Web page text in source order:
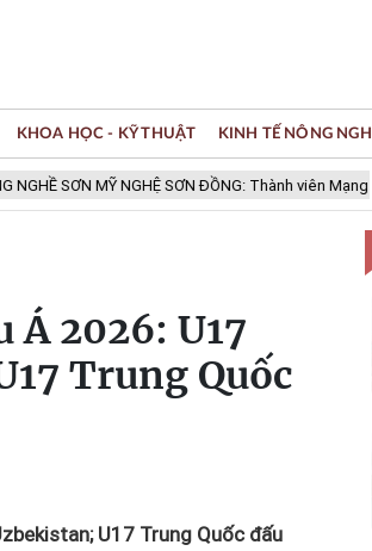
SƠN MỸ NGHỆ SƠN ĐỒNG: Thành viên Mạng
KHOA HỌC - KỸ THUẬT KINH TẾ NÔNG
Á 2026: U17
Trung Quốc
U17 Trung Quốc đấu